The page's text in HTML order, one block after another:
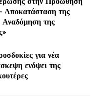
Αποκατάσταση της
Αναδόμηση της
για νέα
ενόψει της